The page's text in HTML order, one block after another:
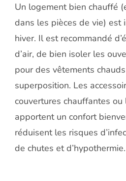
Un logement bien chauffé
dans les pièces de vie) est
hiver. Il est recommandé
d’air, de bien isoler les
pour des vêtements
superposition. Les
couvertures chauffantes
apportent un confort
réduisent les risques
de chutes et d’hypothermie.